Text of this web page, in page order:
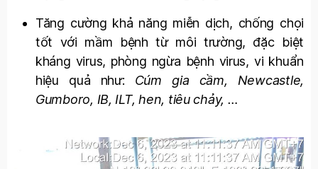
Tăng cường khả năng miễn dịch, chống chọi
tốt với mầm bệnh từ môi trường, đặc biệt
kháng virus, phòng ngừa bệnh virus, vi khuẩn
hiệu quả như: Cúm gia cầm, Newcastle,
Gumboro, IB, ILT, hen, tiêu chảy, …